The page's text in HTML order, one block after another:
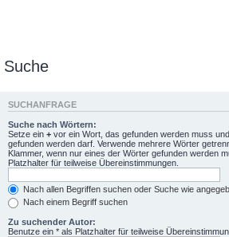
Suche
SUCHANFRAGE
Suche nach Wörtern:
Setze ein + vor ein Wort, das gefunden werden muss
gefunden werden darf. Verwende mehrere Wörter
Klammer, wenn nur eines der Wörter gefunden werden
Platzhalter für teilweise Übereinstimmungen.
Nach allen Begriffen suchen oder Suche wie
Nach einem Begriff suchen
Zu suchender Autor:
Benutze ein * als Platzhalter für teilweise